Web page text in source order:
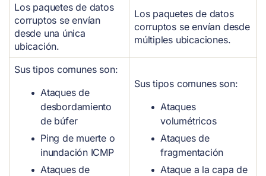
Los paquetes de datos
corruptos se envían
desde una única
ubicación.
Los paquetes de datos
corruptos se envían desde
múltiples ubicaciones.
Sus tipos comunes son:
Ataques de
desbordamiento
de búfer
Ping de muerte o
inundación ICMP
Ataques de
Sus tipos comunes son:
Ataques
volumétricos
Ataques de
fragmentación
Ataque a la capa de